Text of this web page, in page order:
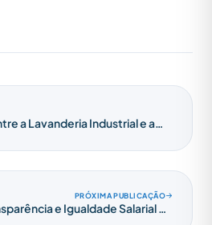
a Lavanderia Industrial e a
PRÓXIMA PUBLICAÇÃO
e Igualdade Salarial de